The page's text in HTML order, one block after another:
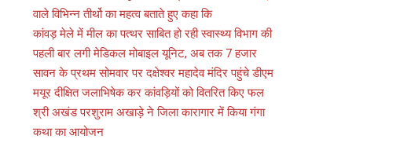
वाले विभिन्न तीर्थो का महत्व बताते हुए कहा कि
कांवड़ मेले में मील का पत्थर साबित हो रही स्वास्थ्य विभाग की
पहली बार लगी मेडिकल मोबाइल यूनिट, अब तक 7 हजार
सावन के प्रथम सोमवार पर दक्षेश्वर महादेव मंदिर पहुंचे डीएम
मयूर दीक्षित जलाभिषेक कर कांवड़ियों को वितरित किए फल
श्री अखंड परशुराम अखाड़े ने जिला कारागार में किया गंगा
कथा का आयोजन